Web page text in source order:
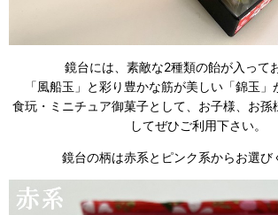
鏡台には、素敵な2種類の飴が入って
「風船玉」と彩り豊かな筋が美しい「錦玉」
食玩・ミニチュア御菓子として、お子様、お孫
してぜひご利用下さい。
鏡台の柄は赤系とピンク系からお選び